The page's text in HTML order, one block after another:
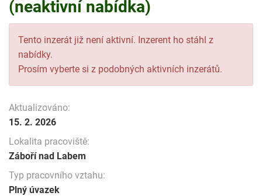
(neaktivní nabídka)
Tento inzerát již není aktivní. Inzerent ho stáhl z
nabídky.
Prosím vyberte si z podobných aktivních inzerátů.
Aktualizováno:
15. 2. 2026
Lokalita pracoviště:
Záboří nad Labem
Typ pracovního vztahu:
Plný úvazek